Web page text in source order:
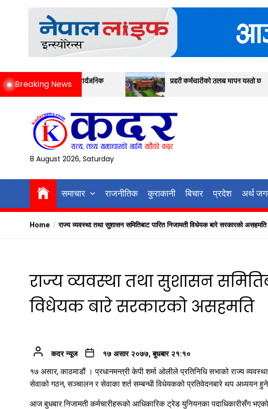
Breaking News
सार्वजनिक प्रहरी कर्मचारीको तलब मापन यस्तो छ
8 August 2026, Saturday
समाचार राजनीतिक कुराकानी बिचार प्रदेश अर्थ
Home राज्य व्यवस्था तथा सुशासन समितिबाट पारित निजामती विधेयक बारे सरकारको असहमति
राज्य व्यवस्था तथा सुशासन
विधेयक बारे सरकारको असहमति
कदर न्यूज १७ असार २०७७, बुधबार २१:१०
१७ असार, काठमाडौं । प्रधानमन्त्री केपी शर्मा ओलीले प्रतिनिधि सभाको राज्य
सेवाको गठन, सञ्चालन र सेवाका शर्त सम्बन्धी विधेयकको प्रतिवेदनबारे थप अध्ययन
आज बुधबार निजामती कर्मचारीहरूको आधिकारिक ट्रेड युनियनका पदाधिकारीसँग